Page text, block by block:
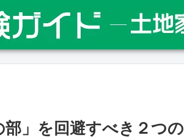
」を回避すべき２つの